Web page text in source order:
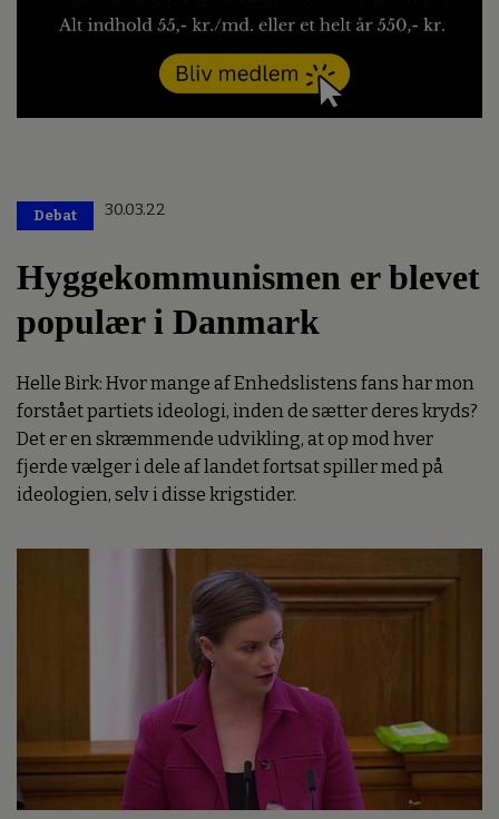
Debat 30.03.22
Hyggekommunismen er blevet
populær i Danmark
Helle Birk: Hvor mange af Enhedslistens fans har mon
forstået partiets ideologi, inden de sætter deres kryds?
Det er en skræmmende udvikling, at op mod hver
fjerde vælger i dele af landet fortsat spiller med på
ideologien, selv i disse krigstider.